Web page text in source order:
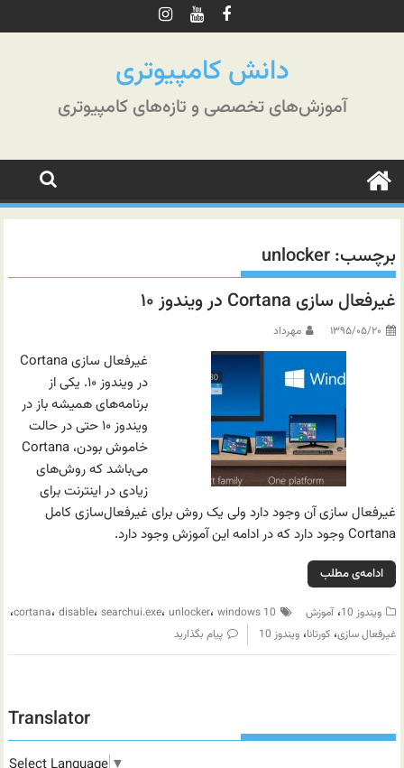
به
دانش کامپیوتری
آموزش‌های تخصصی و تازه‌های کامپیوتری
برچسب:unlocker
غیرفعال سازی Cortana در ویندوز ۱۰
۱۳۹۵/۰۵/۲۰ مهرداد
غیرفعال سازی Cortana
در ویندوز ۱۰. یکی از
برنامه‌های همیشه باز در
ویندوز ۱۰ حتی در حالت
خاموش بودن، Cortana
می‌باشد که روش‌های
زیادی در اینترنت برای
غیرفعال سازی آن وجود دارد ولی یک روش برای غیرفعال‌سازی کامل
Cortana وجود دارد که در ادامه این آموزش وجود دارد.
ادامه‌ی مطلب
ویندوز 10 ،آموزش cortana، disable، searchui.exe، unlocker، windows 10 ،
غیرفعال سازی،کورتانا،ویندوز 10 پیام بگذارید
Translator